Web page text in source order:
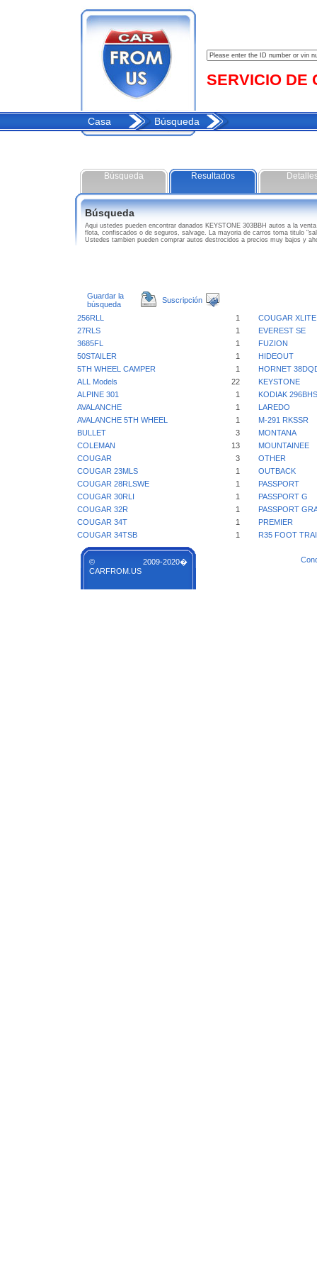
SERVICIO DE
Casa Búsqueda
Búsqueda Resultados
Búsqueda
Aqui ustedes pueden encontrar danados KEYSTONE 303BBH autos a la
flota, confiscados o de seguros, salvage. La mayoria de carros toma titulo
Ustedes tambien pueden comprar autos destrocidos a precios muy bajos y
Guardar la
búsqueda
Suscripción
256RLL 1
COUGAR
27RLS
1
EVEREST SE
3685FL
1
FUZION
50STAILER
1
HIDEOUT
5TH WHEEL CAMPER
1
HORNET
ALL Models
22
KEYSTONE
ALPINE 301
1
KODIAK
AVALANCHE
1
LAREDO
AVALANCHE 5TH WHEEL
1
M-291 RKSSR
BULLET
3
MONTANA
COLEMAN
13
MOUNTAINEE
COUGAR
3
OTHER
COUGAR 23MLS
1
OUTBACK
COUGAR 28RLSWE
1
PASSPORT
COUGAR 30RLI
1
PASSPORT G
COUGAR 32R
1
PASSPORT
COUGAR 34T
1
PREMIER
COUGAR 34TSB
1 R35 FOOT
© 2009-2020�
CARFROM.US